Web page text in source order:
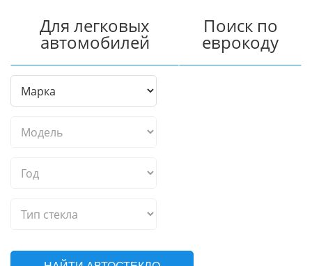
Для легковых
автомобилей
Поиск по
еврокоду